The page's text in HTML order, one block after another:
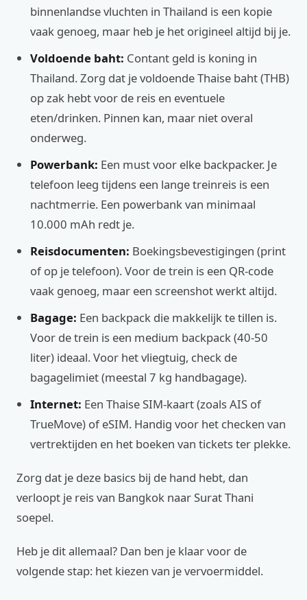
binnenlandse vluchten in Thailand is een kopie
vaak genoeg, maar heb je het origineel altijd bij je.
Voldoende baht: Contant geld is koning in
Thailand. Zorg dat je voldoende Thaise baht (THB)
op zak hebt voor de reis en eventuele
eten/drinken. Pinnen kan, maar niet overal
onderweg.
Powerbank: Een must voor elke backpacker. Je
telefoon leeg tijdens een lange treinreis is een
nachtmerrie. Een powerbank van minimaal
10.000 mAh redt je.
Reisdocumenten: Boekingsbevestigingen (print
of op je telefoon). Voor de trein is een QR-code
vaak genoeg, maar een screenshot werkt altijd.
Bagage: Een backpack die makkelijk te tillen is.
Voor de trein is een medium backpack (40-50
liter) ideaal. Voor het vliegtuig, check de
bagagelimiet (meestal 7 kg handbagage).
Internet: Een Thaise SIM-kaart (zoals AIS of
TrueMove) of eSIM. Handig voor het checken van
vertrektijden en het boeken van tickets ter plekke.
Zorg dat je deze basics bij de hand hebt, dan
verloopt je reis van Bangkok naar Surat Thani
soepel.
Heb je dit allemaal? Dan ben je klaar voor de
volgende stap: het kiezen van je vervoermiddel.